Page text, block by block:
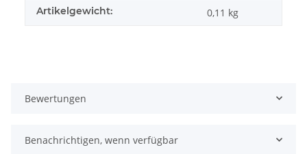
Artikelgewicht: 0,11 kg
Bewertungen
Benachrichtigen, wenn verfügbar